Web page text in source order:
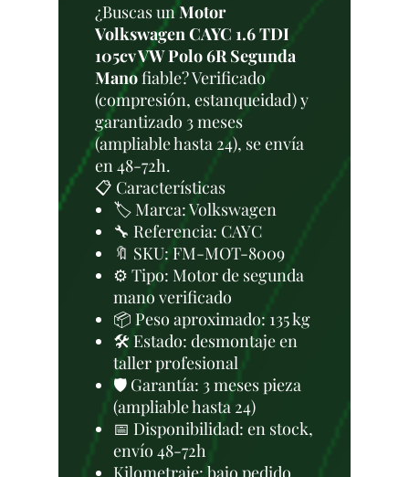
¿Buscas unMotor
Volkswagen CAYC 1.6 TDI
105cv VW Polo 6R Segunda
Manofiable? Verificado
(compresión, estanqueidad) y
garantizado 3 meses
(ampliable hasta 24), se envía
en 48-72h.
📋 Características
🏷️ Marca: Volkswagen
🔧 Referencia: CAYC
🔖 SKU: FM-MOT-8009
⚙️ Tipo: Motor de segunda
mano verificado
📦 Peso aproximado: 135 kg
🛠 Estado: desmontaje en
taller profesional
🛡️ Garantía: 3 meses pieza
(ampliable hasta 24)
📅 Disponibilidad: en stock,
envío 48-72h
Kilometraje: bajo pedido